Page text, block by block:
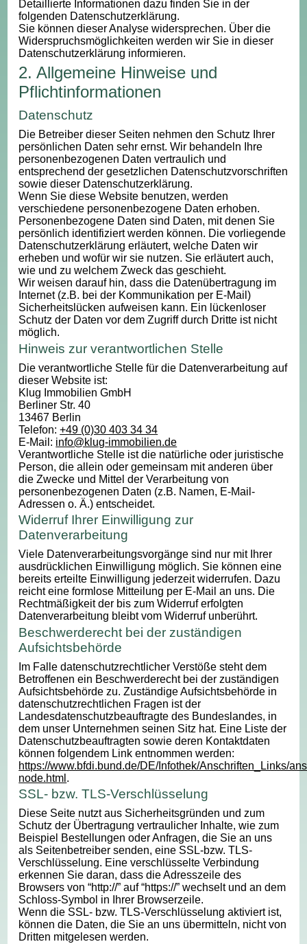
Detaillierte Informationen dazu finden Sie in der
folgenden Datenschutzerklärung.
Sie können dieser Analyse widersprechen. Über die
Widerspruchsmöglichkeiten werden wir Sie in dieser
Datenschutzerklärung informieren.
2. Allgemeine Hinweise und
Pflichtinformationen
Datenschutz
Die Betreiber dieser Seiten nehmen den Schutz Ihrer
persönlichen Daten sehr ernst. Wir behandeln Ihre
personenbezogenen Daten vertraulich und
entsprechend der gesetzlichen Datenschutzvorschriften
sowie dieser Datenschutzerklärung.
Wenn Sie diese Website benutzen, werden
verschiedene personenbezogene Daten erhoben.
Personenbezogene Daten sind Daten, mit denen Sie
persönlich identifiziert werden können. Die vorliegende
Datenschutzerklärung erläutert, welche Daten wir
erheben und wofür wir sie nutzen. Sie erläutert auch,
wie und zu welchem Zweck das geschieht.
Wir weisen darauf hin, dass die Datenübertragung im
Internet (z.B. bei der Kommunikation per E-Mail)
Sicherheitslücken aufweisen kann. Ein lückenloser
Schutz der Daten vor dem Zugriff durch Dritte ist nicht
möglich.
Hinweis zur verantwortlichen Stelle
Die verantwortliche Stelle für die Datenverarbeitung auf
dieser Website ist:
Klug Immobilien GmbH
Berliner Str. 40
13467 Berlin
Telefon:+49 (0)30 403 34 34
E-Mail: info@klug-immobilien.de
Verantwortliche Stelle ist die natürliche oder juristische
Person, die allein oder gemeinsam mit anderen über
die Zwecke und Mittel der Verarbeitung von
personenbezogenen Daten (z.B. Namen, E-Mail-
Adressen o. Ä.) entscheidet.
Widerruf Ihrer Einwilligung zur
Datenverarbeitung
Viele Datenverarbeitungsvorgänge sind nur mit Ihrer
ausdrücklichen Einwilligung möglich. Sie können eine
bereits erteilte Einwilligung jederzeit widerrufen. Dazu
reicht eine formlose Mitteilung per E-Mail an uns. Die
Rechtmäßigkeit der bis zum Widerruf erfolgten
Datenverarbeitung bleibt vom Widerruf unberührt.
Beschwerderecht bei der zuständigen
Aufsichtsbehörde
Im Falle datenschutzrechtlicher Verstöße steht dem
Betroffenen ein Beschwerderecht bei der zuständigen
Aufsichtsbehörde zu. Zuständige Aufsichtsbehörde in
datenschutzrechtlichen Fragen ist der
Landesdatenschutzbeauftragte des Bundeslandes, in
dem unser Unternehmen seinen Sitz hat. Eine Liste der
Datenschutzbeauftragten sowie deren Kontaktdaten
können folgendem Link entnommen werden:
https://www.bfdi.bund.de/DE/Infothek/Anschriften_Links/
node.html .
SSL- bzw. TLS-Verschlüsselung
Diese Seite nutzt aus Sicherheitsgründen und zum
Schutz der Übertragung vertraulicher Inhalte, wie zum
Beispiel Bestellungen oder Anfragen, die Sie an uns
als Seitenbetreiber senden, eine SSL-bzw. TLS-
Verschlüsselung. Eine verschlüsselte Verbindung
erkennen Sie daran, dass die Adresszeile des
Browsers von “http://” auf “https://” wechselt und an dem
Schloss-Symbol in Ihrer Browserzeile.
Wenn die SSL- bzw. TLS-Verschlüsselung aktiviert ist,
können die Daten, die Sie an uns übermitteln, nicht von
Dritten mitgelesen werden.